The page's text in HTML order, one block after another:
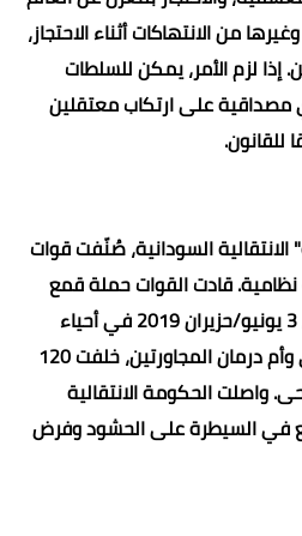
من الانتهاكات أثناء الاحتجاز،
إذا لزم الأمر، يمكن للسلطات
مصداقية على ارتكاب معتقلين
للقانون.
السودانية، صُنّفت قوات
قادت القوات حملة قمع
عنيفة ضد المتظاهرين في 3 يونيو/حزيران 2019 في أحياء
الخرطوم بالإضافة إلى بحري وأم درمان المجاورتين، خلفت 120
واصلت الحكومة الانتقالية
في السيطرة على الحشود وفرض